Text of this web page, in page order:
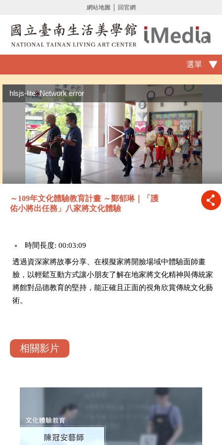
網站地圖 回官網
選單
hlsjs-lite: Network error
～109年文化體驗教育計畫 ～鄭郁琳｜「護
佑小將出任務」八家將文化體驗
時間長度: 00:03:09
透過資深家將故事分享、在模擬家將開臉場域中體驗面師畫
臉，以輕鬆互動方式讓小朋友了解在地家將文化精神與傳統家
將館對品德教育的堅持，能正確且正面的視角欣賞傳統文化藝
術。
相關影片